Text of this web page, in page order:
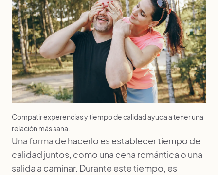
Compatir experencias y tiempo de calidad ayuda a tener una
relación más sana.
Una forma de hacerlo es establecer tiempo de
calidad juntos, como una cena romántica o una
salida a caminar. Durante este tiempo, es